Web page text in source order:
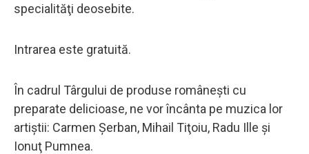
specialităţi deosebite.
Intrarea este gratuită.
În cadrul Târgului de produse româneşti cu
preparate delicioase, ne vor încânta pe muzica lor
artiştii: Carmen Şerban, Mihail Tiţoiu, Radu Ille şi
Ionuţ Pumnea.